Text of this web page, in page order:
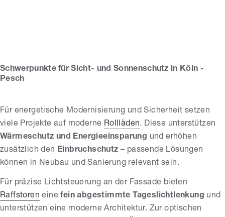
Schwerpunkte für Sicht- und Sonnenschutz in Köln -
Pesch
Für energetische Modernisierung und Sicherheit setzen
viele Projekte auf moderne Rollläden. Diese unterstützen
Wärmeschutz und Energieeinsparung und erhöhen
zusätzlich den Einbruchschutz – passende Lösungen
können in Neubau und Sanierung relevant sein.
Für präzise Lichtsteuerung an der Fassade bieten
Raffstoren einefein abgestimmte Tageslichtlenkung und
unterstützen eine moderne Architektur. Zur optischen